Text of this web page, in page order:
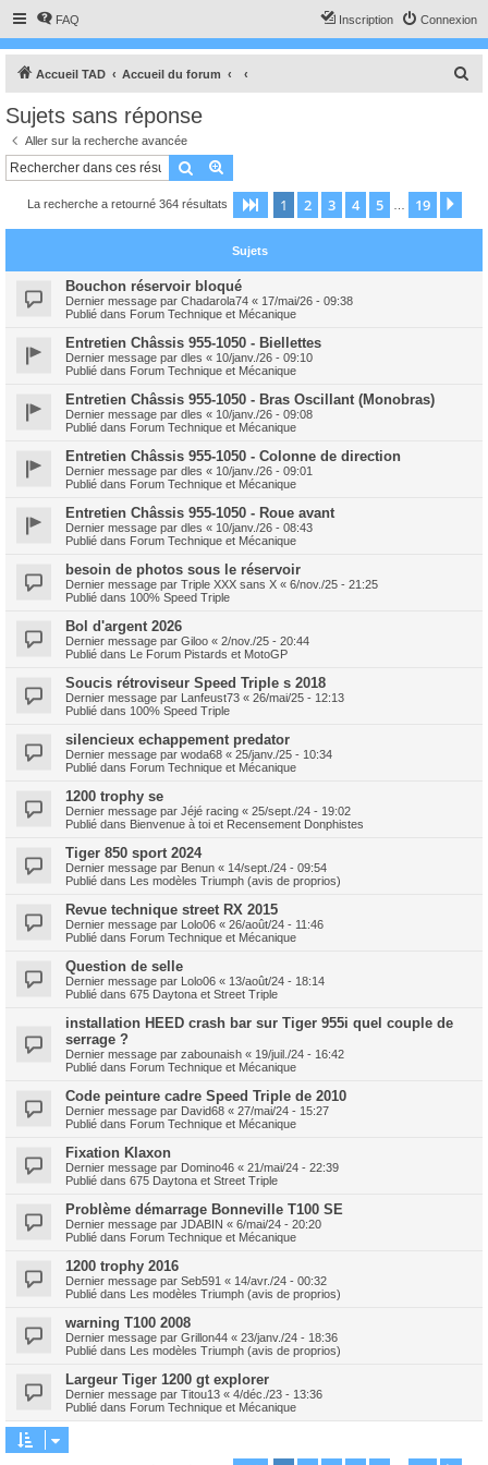
FAQ Connexion
Inscription
Accueil TAD Accueil du forum
c
Sujets sans réponse
Aller sur la recherche avancée
Rechercher
La recherche a retourné 364 résultats Page 1sur19
1 2 3 4 5 19
Sujets
Bouchon réservoir bloqué
Dernier message par Chadarola74 « 17/mai/26 - 09:38
Publié dans Forum Technique et Mécanique
Entretien Châssis 955-1050 - Biellettes
Dernier message par dles « 10/janv./26 - 09:10
Publié dans Forum Technique et Mécanique
Entretien Châssis 955-1050 - Bras Oscillant (Monobras)
Dernier message par dles « 10/janv./26 - 09:08
Publié dans Forum Technique et Mécanique
Entretien Châssis 955-1050 - Colonne de direction
Dernier message par dles « 10/janv./26 - 09:01
Publié dans Forum Technique et Mécanique
Entretien Châssis 955-1050 - Roue avant
Dernier message par dles « 10/janv./26 - 08:43
Publié dans Forum Technique et Mécanique
besoin de photos sous le réservoir
Dernier message par Triple XXX sans X « 6/nov./25 - 21:25
Publié dans 100% Speed Triple
Bol d'argent 2026
Dernier message par Giloo « 2/nov./25 - 20:44
Publié dans Le Forum Pistards et MotoGP
Soucis rétroviseur Speed Triple s 2018
Dernier message par Lanfeust73 « 26/mai/25 - 12:13
Publié dans 100% Speed Triple
silencieux echappement predator
Dernier message par woda68 « 25/janv./25 - 10:34
Publié dans Forum Technique et Mécanique
1200 trophy se
Dernier message par Jéjé racing « 25/sept./24 - 19:02
Publié dans Bienvenue à toi et Recensement Donphistes
Tiger 850 sport 2024
Dernier message par Benun « 14/sept./24 - 09:54
Publié dans Les modèles Triumph (avis de proprios)
Revue technique street RX 2015
Dernier message par Lolo06 « 26/août/24 - 11:46
Publié dans Forum Technique et Mécanique
Question de selle
Dernier message par Lolo06 « 13/août/24 - 18:14
Publié dans 675 Daytona et Street Triple
installation HEED crash bar sur Tiger 955i quel couple de
serrage ?
Dernier message par zabounaish « 19/juil./24 - 16:42
Publié dans Forum Technique et Mécanique
Code peinture cadre Speed Triple de 2010
Dernier message par David68 « 27/mai/24 - 15:27
Publié dans Forum Technique et Mécanique
Fixation Klaxon
Dernier message par Domino46 « 21/mai/24 - 22:39
Publié dans 675 Daytona et Street Triple
Problème démarrage Bonneville T100 SE
Dernier message par JDABIN « 6/mai/24 - 20:20
Publié dans Forum Technique et Mécanique
1200 trophy 2016
Dernier message par Seb591 « 14/avr./24 - 00:32
Publié dans Les modèles Triumph (avis de proprios)
warning T100 2008
Dernier message par Grillon44 « 23/janv./24 - 18:36
Publié dans Les modèles Triumph (avis de proprios)
Largeur Tiger 1200 gt explorer
Dernier message par Titou13 « 4/déc./23 - 13:36
Publié dans Forum Technique et Mécanique